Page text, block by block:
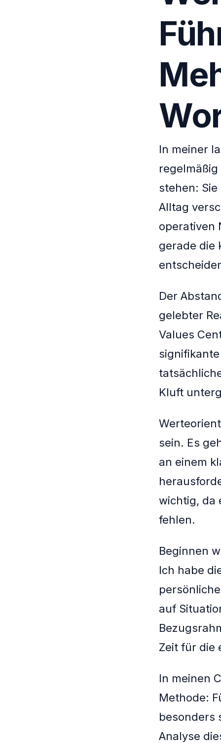
In meiner
stehen:
Alltag
operativen
gerade die
Der
gelebter
Values
Kluft
sein. Es
an einem
wichtig, da
fehlen.
Beginnen
Ich habe
auf
Zeit für die
In meinen
Methode:
besonders
Analyse